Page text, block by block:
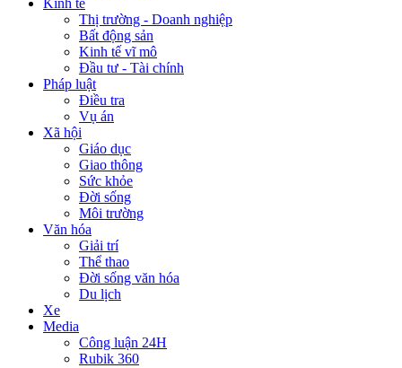
Kinh tế
Thị trường - Doanh nghiệp
Bất động sản
Kinh tế vĩ mô
Đầu tư - Tài chính
Pháp luật
Điều tra
Vụ án
Xã hội
Giáo dục
Giao thông
Sức khỏe
Đời sống
Môi trường
Văn hóa
Giải trí
Thể thao
Đời sống văn hóa
Du lịch
Xe
Media
Công luận 24H
Rubik 360